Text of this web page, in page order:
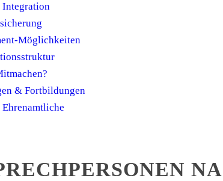
Integration
Möglichkeiten
& Fortbildungen